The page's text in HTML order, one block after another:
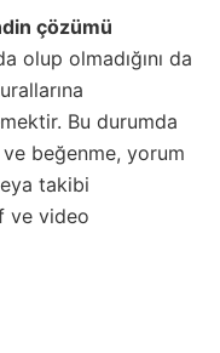
çözümü
olup olmadığını da
Bu durumda
beğenme, yorum
takibi
ve video